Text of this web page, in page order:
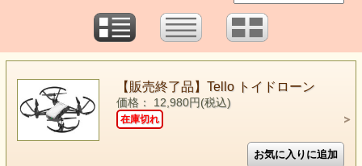
【販売終了品】Tello トイドローン
価格： 12,980円(税込)
在庫切れ